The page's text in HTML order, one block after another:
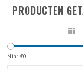
PRODUCTEN
Min: €0